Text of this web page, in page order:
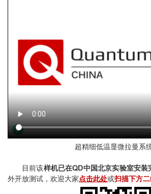
超精细低温显微拉曼系
目前该样机已在QD中国北京实验室安装
外开放测试，欢迎大家点击此处或扫描下方